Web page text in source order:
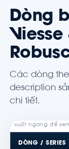
Dòng
Viesse
Các dòng
description
chi tiết.
DÒNG / SERIES